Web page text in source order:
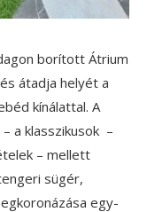
borított Átrium
átadja helyét a
kínálattal. A
a klasszikusok –
– mellett
sügér,
egy-